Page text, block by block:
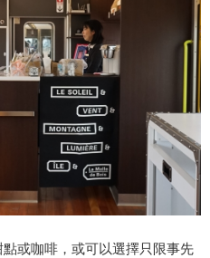
或咖啡，或可以選擇只限事先